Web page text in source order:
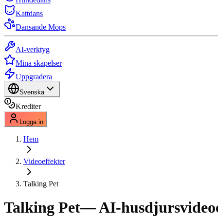
Kattdans
Dansande Mops
AI-verktyg
Mina skapelser
Uppgradera
Svenska
Krediter
Logga in
Hem
Videoeffekter
Talking Pet
Talking Pet— AI-